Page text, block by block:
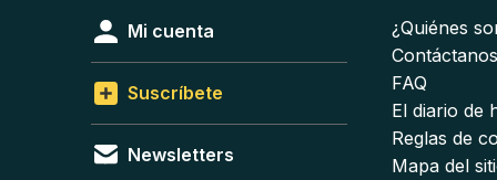
Mi cuenta
Suscríbete
Newsletters
¿Quiénes
FAQ
El diario de
Reglas de
Mapa del